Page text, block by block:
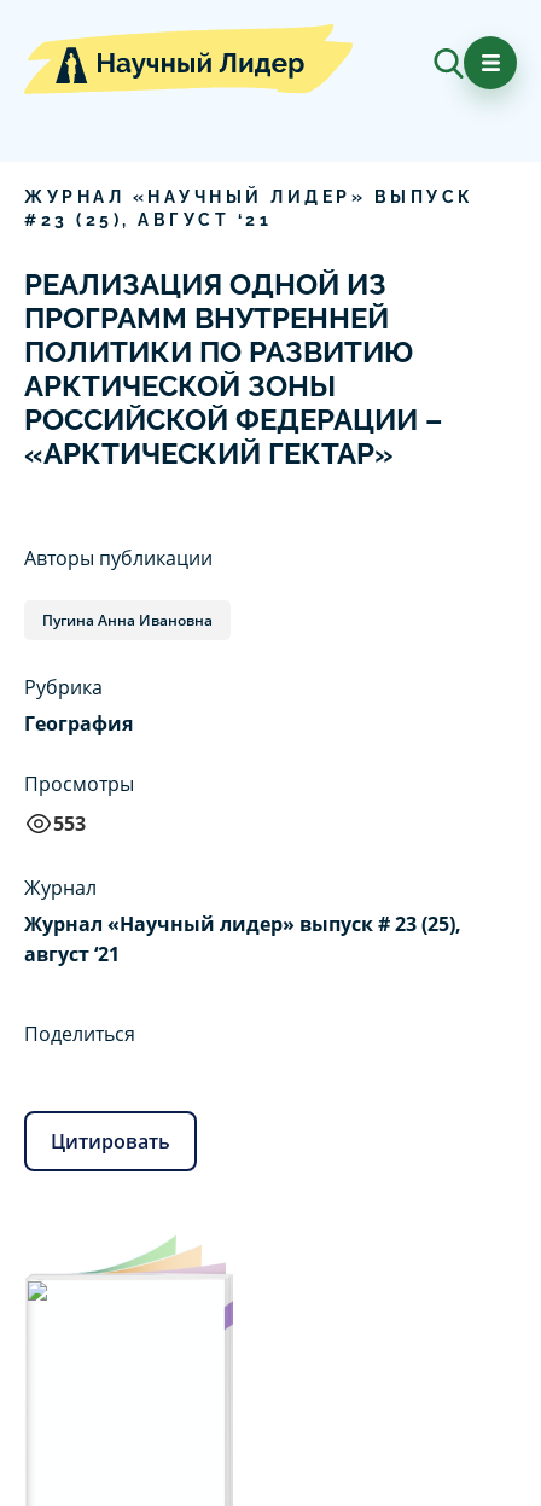
ЖУРНАЛ «НАУЧНЫЙ ЛИДЕР» ВЫПУСК
# 23 ( 25 ), АВГУСТ ‘21
РЕАЛИЗАЦИЯ ОДНОЙ ИЗ
ПРОГРАММ ВНУТРЕННЕЙ
ПОЛИТИКИ ПО РАЗВИТИЮ
АРКТИЧЕСКОЙ ЗОНЫ
РОССИЙСКОЙ ФЕДЕРАЦИИ –
«АРКТИЧЕСКИЙ ГЕКТАР»
Авторы публикации
Пугина Анна Ивановна
Рубрика
География
Просмотры
553
Журнал
Журнал «Научный лидер» выпуск # 23 (25),
август ‘21
Поделиться
Цитировать